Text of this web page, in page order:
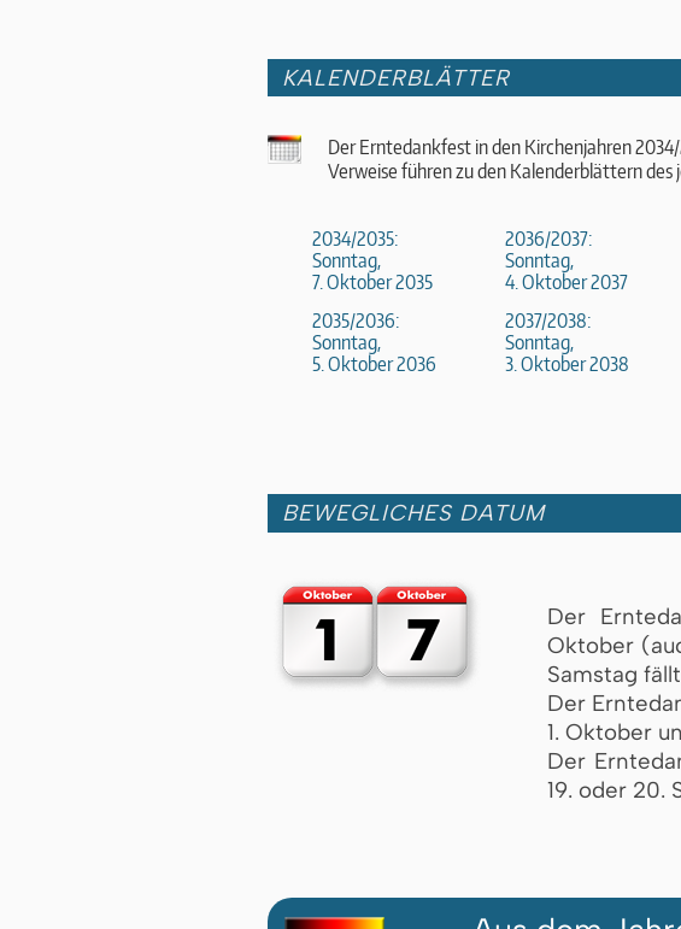
KALENDERBLÄTTER
Der Erntedankfest in den Kirchenjahren
Verweise führen zu den Kalenderblättern des
2034/2035:
Sonntag,
7. Oktober 2035
2035/2036:
Sonntag,
5. Oktober 2036
2036/2037:
Sonntag,
4. Oktober 2037
2037/2038:
Sonntag,
3. Oktober 2038
BEWEGLICHES DATUM
Der
Oktober
Samstag
Der
1. Oktober
Der
19. oder 20.